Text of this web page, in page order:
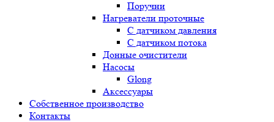
Поручни
Нагреватели проточные
С датчиком давления
С датчиком потока
Донные очистители
Насосы
Glong
Аксессуары
Собственное производство
Контакты